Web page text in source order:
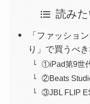
読み
「ファッショ
り」で買うべ
①iPad第9世
②Beats
③JBL FLIP